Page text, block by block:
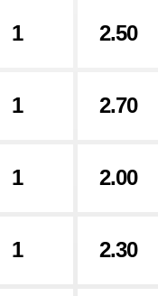
1 2.50
1 2.70
1 2.00
1 2.30